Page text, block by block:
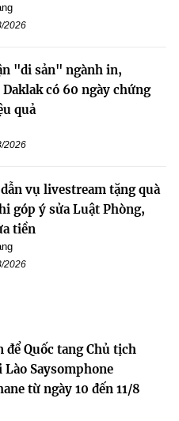
2026
"di sản" ngành in,
Daklak có 60 ngày chứng
quả
2026
vụ livestream tặng quà
góp ý sửa Luật Phòng,
tiền
2026
để Quốc tang Chủ tịch
Lào Saysomphone
từ ngày 10 đến 11/8